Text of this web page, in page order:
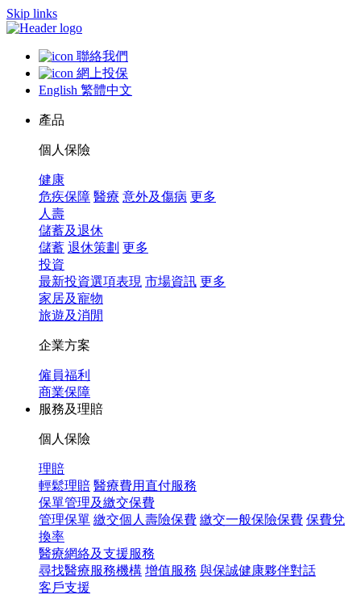
Skip links
聯絡我們
網上投保
English 繁體中文
產品
個人保險
健康
危疾保障 醫療 意外及傷病 更多
人壽
儲蓄及退休
儲蓄 退休策劃 更多
投資
最新投資選項表現 市場資訊 更多
家居及寵物
旅遊及消閒
企業方案
僱員福利
商業保障
服務及理賠
個人保險
理賠
輕鬆理賠 醫療費用直付服務
保單管理及繳交保費
管理保單 繳交個人壽險保費 繳交一般保險保費 保費兌
換率
醫療網絡及支援服務
尋找醫療服務機構 增值服務 與保誠健康夥伴對話
客戶支援